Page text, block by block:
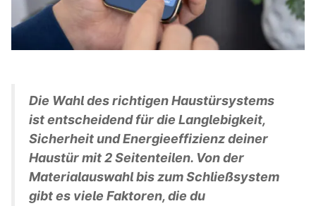
Die Wahl des richtigen Haustürsystems
ist entscheidend für die Langlebigkeit,
Sicherheit und Energieeffizienz deiner
Haustür mit 2 Seitenteilen. Von der
Materialauswahl bis zum Schließsystem
gibt es viele Faktoren, die du